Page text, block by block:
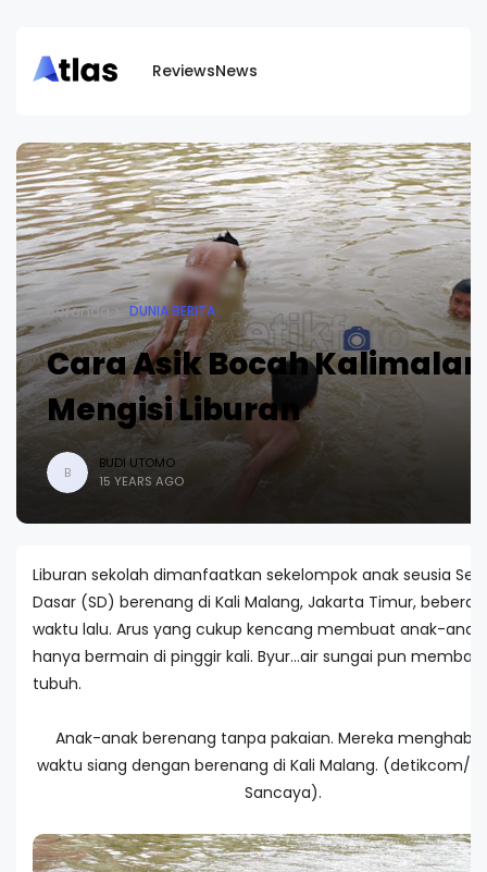
ReviewsNews
Beranda DUNIA BERITA
Cara Asik Bocah
Mengisi Liburan
B
BUDI UTOMO
15 YEARS AGO
Liburan sekolah dimanfaatkan sekelompok anak seusia
Dasar (SD) berenang di Kali Malang, Jakarta Timur,
waktu lalu. Arus yang cukup kencang membuat anak-anak
hanya bermain di pinggir kali. Byur...air sungai pun
tubuh.
Anak-anak berenang tanpa pakaian. Mereka
waktu siang dengan berenang di Kali Malang. (detikcom/
Sancaya).